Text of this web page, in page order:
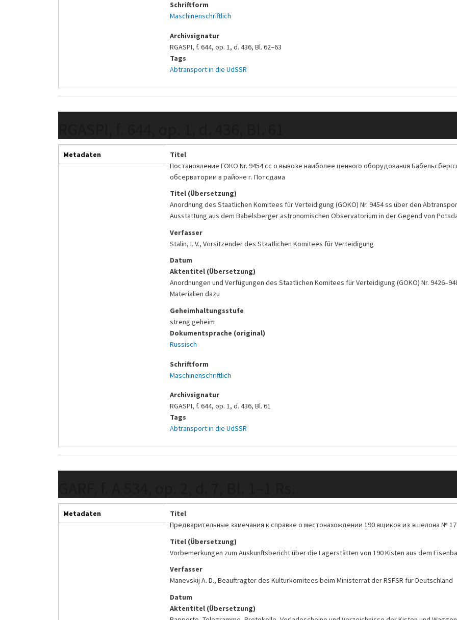
Schriftform
Maschinenschriftlich
Archivsignatur
RGASPI, f. 644, op. 1, d. 436, Bl. 62–63
Tags
Abtransport in die UdSSR
Metadaten
Titel
Постановление ГОКО Nr. 9454 cc о вывозе наиболее ценного оборудованuя
обсерватории в районе г. Потсдама
Titel (Übersetzung)
Anordnung des Staatlichen Komitees für Verteidigung (GOKO) Nr. 9454 ss über den
Ausstattung aus dem Babelsberger astronomischen Observatorium in der Gegend von
Verfasser
Stalin, I. V., Vorsitzender des Staatlichen Komitees für Verteidigung
Datum
Aktentitel (Übersetzung)
Anordnungen und Verfügungen des Staatlichen Komitees für Verteidigung (GOKO) Nr.
Materialien dazu
Geheimhaltungsstufe
streng geheim
Dokumentsprache (original)
Russisch
Schriftform
Maschinenschriftlich
Archivsignatur
RGASPI, f. 644, op. 1, d. 436, Bl. 61
Tags
Abtransport in die UdSSR
Metadaten
Titel
Предварительные замечания к справке о местонахождении 190 ящиков из эшелона №
Titel (Übersetzung)
Vorbemerkungen zum Auskunftsbericht über die Lagerstätten von 190 Kisten aus dem
Verfasser
Manevskij A. D., Beauftragter des Kulturkomitees beim Ministerrat der RSFSR für Deutschland
Datum
Aktentitel (Übersetzung)